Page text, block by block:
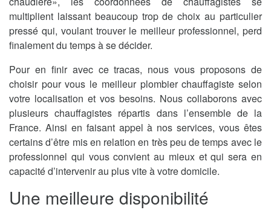
multiplient laissant beaucoup trop de choix au particulier
pressé qui, voulant trouver le meilleur professionnel, perd
finalement du temps à se décider.
Pour en finir avec ce tracas, nous vous proposons de
choisir pour vous le meilleur plombier chauffagiste selon
votre localisation et vos besoins. Nous collaborons avec
plusieurs chauffagistes répartis dans l’ensemble de la
France. Ainsi en faisant appel à nos services, vous êtes
certains d’être mis en relation en très peu de temps avec le
professionnel qui vous convient au mieux et qui sera en
capacité d’intervenir au plus vite à votre domicile.
Une meilleure disponibilité